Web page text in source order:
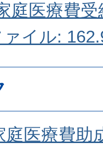
庭医療費
イル:
庭医療費助